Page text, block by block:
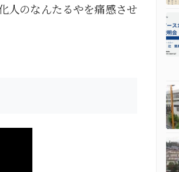
人のなんたるやを痛感させ